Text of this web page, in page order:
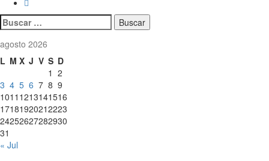
Buscar:
agosto 2026
L M X J V S D
1 2
3 4 5 6 7 8 9
1011 1213141516
17181920212223
24252627282930
31
« Jul